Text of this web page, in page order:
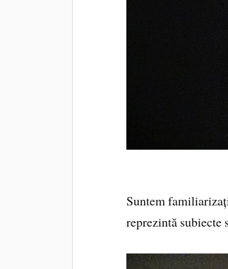
Suntem
reprezintă subiecte